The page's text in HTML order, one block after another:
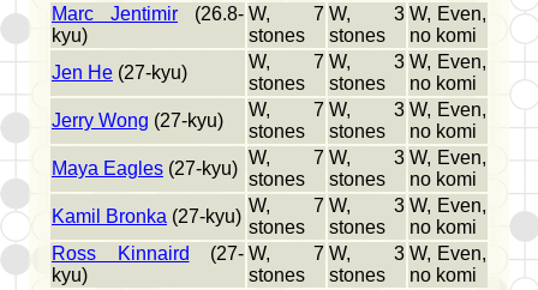
Marc Jentimir (26.8-
kyu)
W, 7
stones
W, 3
stones
W, Even,
no komi
Jen He (27-kyu)
W, 7
stones
W, 3
stones
W, Even,
no komi
Jerry Wong (27-kyu)
W, 7
stones
W, 3
stones
W, Even,
no komi
Maya Eagles (27-kyu)
W, 7
stones
W, 3
stones
W, Even,
no komi
Kamil Bronka (27-kyu)
W, 7
stones
W, 3
stones
W, Even,
no komi
Ross Kinnaird (27-
kyu)
W, 7
stones
W, 3
stones
W, Even,
no komi